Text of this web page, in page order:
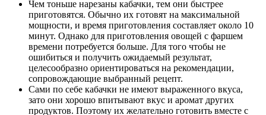
Чем тоньше нарезаны кабачки, тем они быстрее
приготовятся. Обычно их готовят на максимальной
мощности, и время приготовления составляет около 10
минут. Однако для приготовления овощей с фаршем
времени потребуется больше. Для того чтобы не
ошибиться и получить ожидаемый результат,
целесообразно ориентироваться на рекомендации,
сопровождающие выбранный рецепт.
Сами по себе кабачки не имеют выраженного вкуса,
зато они хорошо впитывают вкус и аромат других
продуктов. Поэтому их желательно готовить вместе с